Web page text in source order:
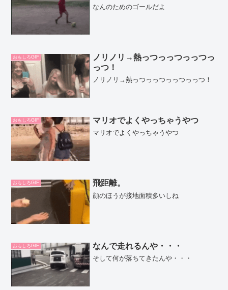
なんのためのゴールだよ
おもしろGIF
ノリノリ→熱っつっっつっっつっ
っつ！
ノリノリ→熱っつっっつっっつっっつ！
おもしろGIF マリオでよくやっちゃうやつ
マリオでよくやっちゃうやつ
おもしろGIF 飛距離。
顔のほうが接地面積多いしね
おもしろGIF なんで走れるんや・・・
そして何が落ちてきたんや・・・